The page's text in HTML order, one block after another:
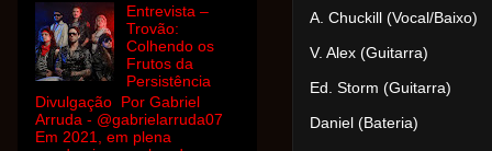
A. Chuckill (Vocal/Baixo)
V. Alex (Guitarra)
Ed. Storm (Guitarra)
Daniel (Bateria)
Entrevista –
Trovão:
Colhendo os
Frutos da
Persistência
Divulgação Por Gabriel
Arruda - @gabrielarruda07
Em 2021, em plena